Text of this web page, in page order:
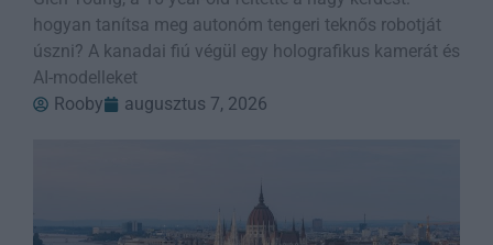
hogyan tanítsa meg autonóm tengeri teknős robotját
úszni? A kanadai fiú végül egy holografikus kamerát és
AI-modelleket
Rooby
augusztus 7, 2026